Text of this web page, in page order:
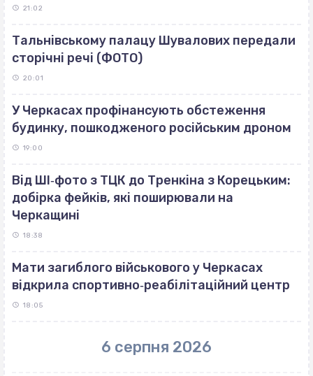
21:02
Тальнівському палацу Шувалових передали
сторічні речі (ФОТО)
20:01
У Черкасах профінансують обстеження
будинку, пошкодженого російським дроном
19:00
Від ШІ‐фото з ТЦК до Тренкіна з Корецьким:
добірка фейків, які поширювали на
Черкащині
18:38
Мати загиблого військового у Черкасах
відкрила спортивно‐реабілітаційний центр
18:05
6 серпня 2026